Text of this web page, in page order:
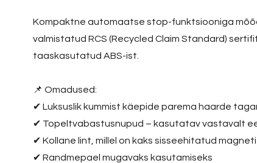
Kompaktne automaatse stop-funktsiooniga
valmistatud RCS (Recycled Claim Standard)
taaskasutatud ABS-ist.
📌 Omadused:
✔ Luksuslik kummist käepide parema haarde
✔ Topeltvabastusnupud – kasutatav vastavalt
✔ Kollane lint, millel on kaks sisseehitatud
✔ Randmepael mugavaks kasutamiseks